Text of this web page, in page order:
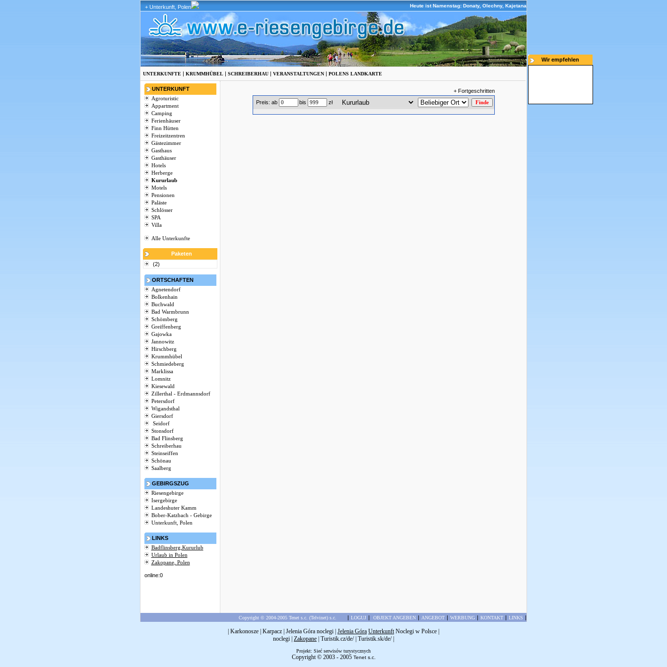
+ Unterkunft, Polen Heute ist Namenstag: Donaty, Olechny, Kajetana
UNTERKUNFTE | KRUMMHÜBEL | SCHREIBERHAU | VERANSTALTUNGEN | POLENS LANDKARTE
UNTERKUNFT
Agroturistic
Appartment
Camping
Ferienhäuser
Finn Hütten
Freizeitzentren
Gästezimmer
Gasthaus
Gasthäuser
Hotels
Herberge
Kururlaub
Motels
Pensionen
Paläste
Schlösser
SPA
Villa
Alle Unterkunfte
Paketen
(2)
ORTSCHAFTEN
Agnetendorf
Bolkenhain
Buchwald
Bad Warmbrunn
Schömberg
Greiffenberg
Gajowka
Jannowitz
Hirschberg
Krummhübel
Schmiedeberg
Marklissa
Lomnitz
Kiesewald
Zillerthal - Erdmannsdorf
Petersdorf
Wigandsthal
Giersdorf
Seidorf
Stonsdorf
Bad Flinsberg
Schreiberhau
Steinseiffen
Schönau
Saalberg
GEBIRGSZUG
Riesengebirge
Isergebirge
Landeshuter Kamm
Bober-Katzbach - Gebirge
Unterkunft, Polen
LINKS
Badflinsberg,Kururlub
Urlaub in Polen
Zakopane, Polen
online:0
+ Fortgeschritten
Preis: ab
bis zł
Wir empfehlen
Copyright © 2004-2005 Tenet s.c. (Telvinet) s.c. | LOGUJ | OBJEKT ANGEBEN | ANGEBOT | WERBUNG | KONTAKT | LINKS |
Karkonosze Karpacz Jelenia Góra noclegi Jelenia Góra Unterkunft Noclegi w Polsce
noclegi Zakopane Turistik.cz/de/| Turistik.sk/de/|
Projekt: Sieć serwisów turystycznych
Copyright © 2003 - 2005 Tenet s.c.